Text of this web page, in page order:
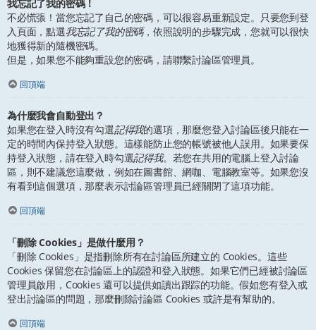
我忘記了我的密碼！
不必慌張！當您忘記了自己的密碼，可以很容易重新設定。只要您到登
入頁面，點選我忘記了我的密碼，依照說明的步驟完成，您就可以很快
地獲得新的隨機密碼。
但是，如果您不能夠重設您的密碼，請聯繫討論區管理員。
回頂端
為什麼我會自動登出？
如果您在登入時沒有勾選記得我的選項，那麼您登入討論區後只能在一
定的時間內保持登入狀態。這樣能防止您的帳號被他人誤用。如果要保
持登入狀態，請在登入時勾選記得我。若您在共用的電腦上登入討論
區，則不建議您這麼做，例如在圖書館、網咖、電腦教室等。如果您沒
有看到這個選項，那麼表示討論區管理員已經關閉了這項功能。
回頂端
「刪除 Cookies」是做什麼用？
「刪除 Cookies」是指刪除所有在討論區所建立的 Cookies。這些
Cookies 保留您在討論區上的認證和登入狀態。如果它們已經被討論區
管理員啟用，Cookies 還可以提供如讀出跟踪的功能。假如您有登入或
登出討論區的問題，那麼刪除討論區 Cookies 或許是有幫助的。
回頂端